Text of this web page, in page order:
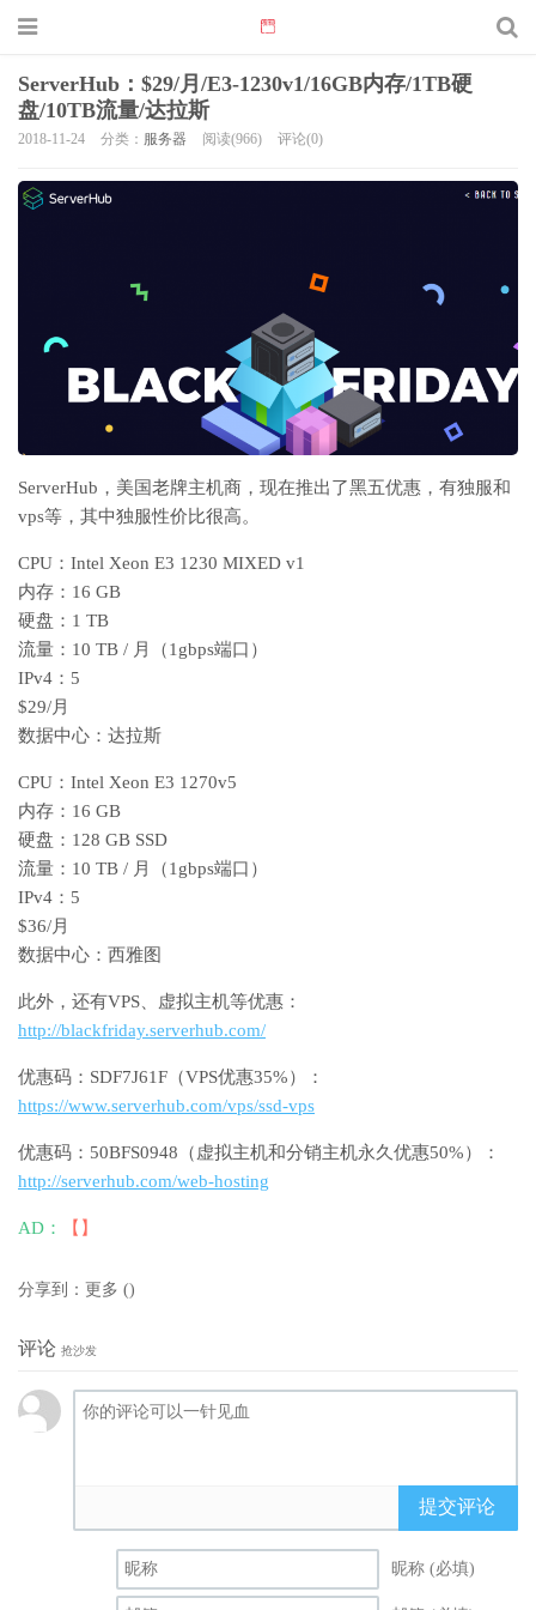
ServerHub：$29/月/E3-1230v1/16GB内存/1TB硬
盘/10TB流量/达拉斯
2018-11-24 分类： 服务器 阅读(966) 评论(0)
ServerHub，美国老牌主机商，现在推出了黑五优惠，有独服和
vps等，其中独服性价比很高。
CPU：Intel Xeon E3 1230 MIXED v1
内存：16 GB
硬盘：1 TB
流量：10 TB / 月（1gbps端口）
IPv4：5
$29/月
数据中心：达拉斯
CPU：Intel Xeon E3 1270v5
内存：16 GB
硬盘：128 GB SSD
流量：10 TB / 月（1gbps端口）
IPv4：5
$36/月
数据中心：西雅图
此外，还有VPS、虚拟主机等优惠：
http://blackfriday.serverhub.com/
优惠码：SDF7J61F（VPS优惠35%）：
https://www.serverhub.com/vps/ssd-vps
优惠码：50BFS0948（虚拟主机和分销主机永久优惠50%）：
http://serverhub.com/web-hosting
AD： 【】
分享到： 更多 ()
评论 抢沙发
提交评论
昵称 (必填)